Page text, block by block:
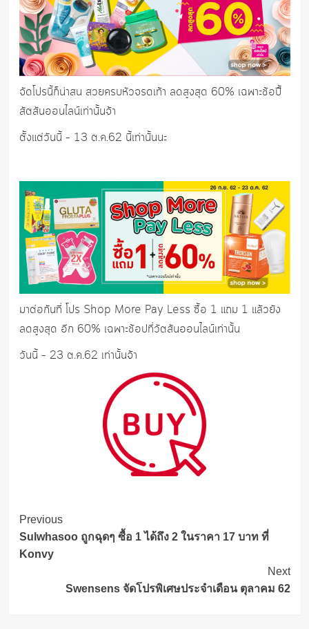
จัดโปรนี้ก็น่าสน สวยครบหัวจรดเท้า ลดสูงสุด 60% เฉพาะช้อปืั้
สัตสันออนไลน์เท่านั้นจ้า
ตั้งแต่วันนี้ – 13 ต.ค.62 นี้เท่านั้นนะ
มาต่อกันที่ โปร Shop More Pay Less ซื้อ 1 แถม 1 แล้วยัง
ลดสูงสุด อีก 60% เฉพาะช้อปที่วัตสันออนไลน์เท่านั้น
วันนี้ – 23 ต.ค.62 เท่านั้นจ้า
Post
Navigation
Previous
Sulwhasoo ถูกฉุดๆ ซื้อ 1 ได้ถึง 2 ในราคา 17 บาท ที่
Konvy
Next
Swensens จัดโปรพิเศษประจำเดือน ตุลาคม 62